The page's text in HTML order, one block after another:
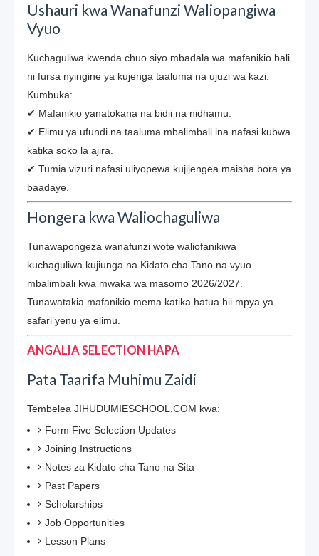
Ushauri kwa Wanafunzi Waliopangiwa
Vyuo
Kuchaguliwa kwenda chuo siyo mbadala wa mafanikio bali
ni fursa nyingine ya kujenga taaluma na ujuzi wa kazi.
Kumbuka:
✔ Mafanikio yanatokana na bidii na nidhamu.
✔ Elimu ya ufundi na taaluma mbalimbali ina nafasi kubwa
katika soko la ajira.
✔ Tumia vizuri nafasi uliyopewa kujijengea maisha bora ya
baadaye.
Hongera kwa Waliochaguliwa
Tunawapongeza wanafunzi wote waliofanikiwa
kuchaguliwa kujiunga na Kidato cha Tano na vyuo
mbalimbali kwa mwaka wa masomo 2026/2027.
Tunawatakia mafanikio mema katika hatua hii mpya ya
safari yenu ya elimu.
ANGALIA SELECTION HAPA
Pata Taarifa Muhimu Zaidi
Tembelea JIHUDUMIESCHOOL.COM kwa:
Form Five Selection Updates
Joining Instructions
Notes za Kidato cha Tano na Sita
Past Papers
Scholarships
Job Opportunities
Lesson Plans